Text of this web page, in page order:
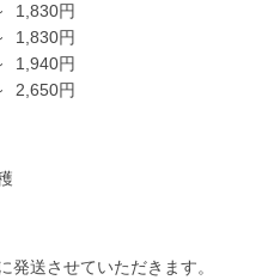
1,830円
1,830円
1,940円
2,650円
発送させていただきます。